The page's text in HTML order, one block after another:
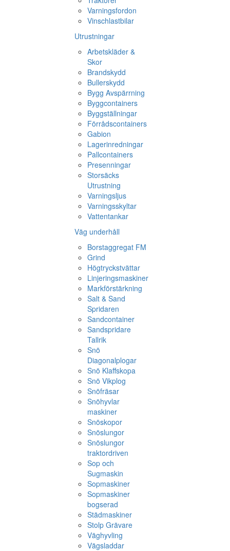
Varningsfordon
Vinschlastbilar
Utrustningar
Arbetskläder &
Skor
Brandskydd
Bullerskydd
Bygg Avspärrning
Byggcontainers
Byggställningar
Förrådscontainers
Gabion
Lagerinredningar
Pallcontainers
Presenningar
Storsäcks
Utrustning
Varningsljus
Varningsskyltar
Vattentankar
Väg underhåll
Borstaggregat FM
Grind
Högtryckstvättar
Linjeringsmaskiner
Markförstärkning
Salt & Sand
Spridaren
Sandcontainer
Sandspridare
Tallrik
Snö
Diagonalplogar
Snö Klaffskopa
Snö Vikplog
Snöfräsar
Snöhyvlar
maskiner
Snöskopor
Snöslungor
Snöslungor
traktordriven
Sop och
Sugmaskin
Sopmaskiner
Sopmaskiner
bogserad
Städmaskiner
Stolp Grävare
Väghyvling
Vägsladdar